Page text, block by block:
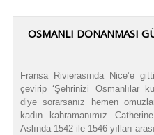
OSMANLI DONANMASI
Fransa Rivierasında Nice’e
çevirip ‘Şehrinizi Osmanlılar
diye sorarsanız hemen
kadın kahramanımız
Aslında 1542 ile 1546 yılları